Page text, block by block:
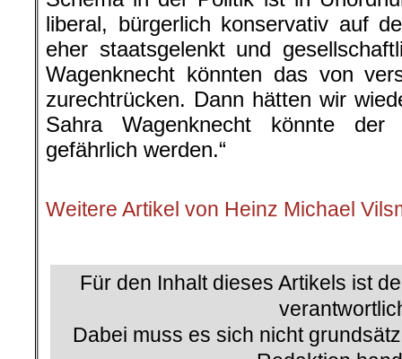
liberal, bürgerlich konservativ auf
eher staatsgelenkt und
Wagenknecht könnten das von
zurechtrücken. Dann hätten wir
Sahra Wagenknecht könnte
gefährlich werden.“
Weitere Artikel von Heinz Michael
Für den Inhalt dieses Artikels ist
Dabei muss es sich nicht